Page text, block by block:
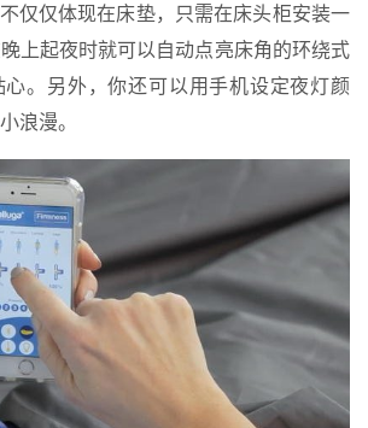
仅仅体现在床垫，只需在床头柜安装一
上起夜时就可以自动点亮床角的环绕式
。另外，你还可以用手机设定夜灯颜
浪漫。